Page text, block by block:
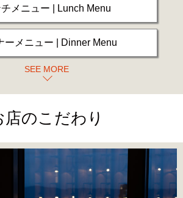
メニュー | Lunch Menu
ーメニュー | Dinner Menu
SEE MORE
店のこだわり